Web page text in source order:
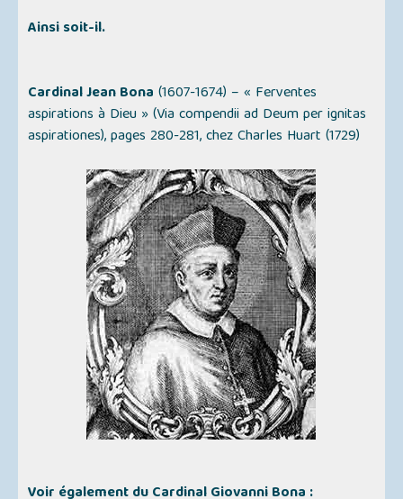
Ainsi soit-il.
Cardinal Jean Bona (1607-1674) –« Ferventes
aspirations à Dieu »(Via compendii ad Deum per ignitas
aspirationes), pages 280-281, chez Charles Huart (1729)